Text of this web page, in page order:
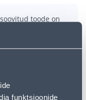
funktsioonide
toode on
Siiski
palju rõõmu
- oma
et leida